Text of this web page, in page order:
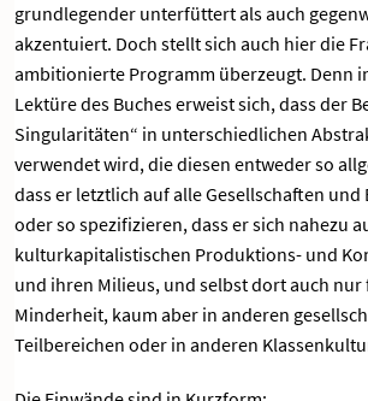
grundlegender unterfüttert als auch
akzentuiert. Doch stellt sich auch hier die
ambitionierte Programm überzeugt. Denn
Lektüre des Buches erweist sich, dass der
Singularitäten“ in unterschiedlichen
verwendet wird, die diesen entweder so
dass er letztlich auf alle Gesellschaften
oder so spezifizieren, dass er sich nahezu
kulturkapitalistischen Produktions- und
und ihren Milieus, und selbst dort auch
Minderheit, kaum aber in anderen
Teilbereichen oder in anderen